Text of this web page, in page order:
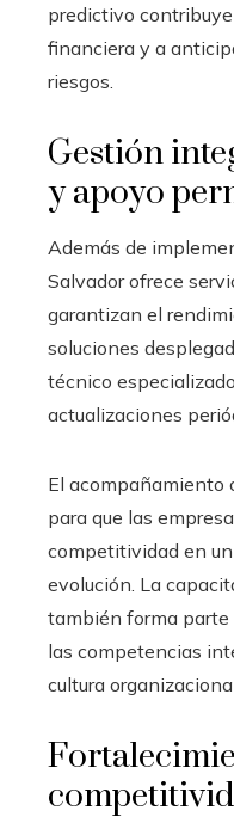
predictivo
financiera y a
riesgos.
Gestión
y apoyo
Además de
Salvador ofrece
garantizan el
soluciones
técnico
actualizaciones
El acompañamiento
para que las
competitividad en
evolución. La
también forma parte
las competencias
cultura